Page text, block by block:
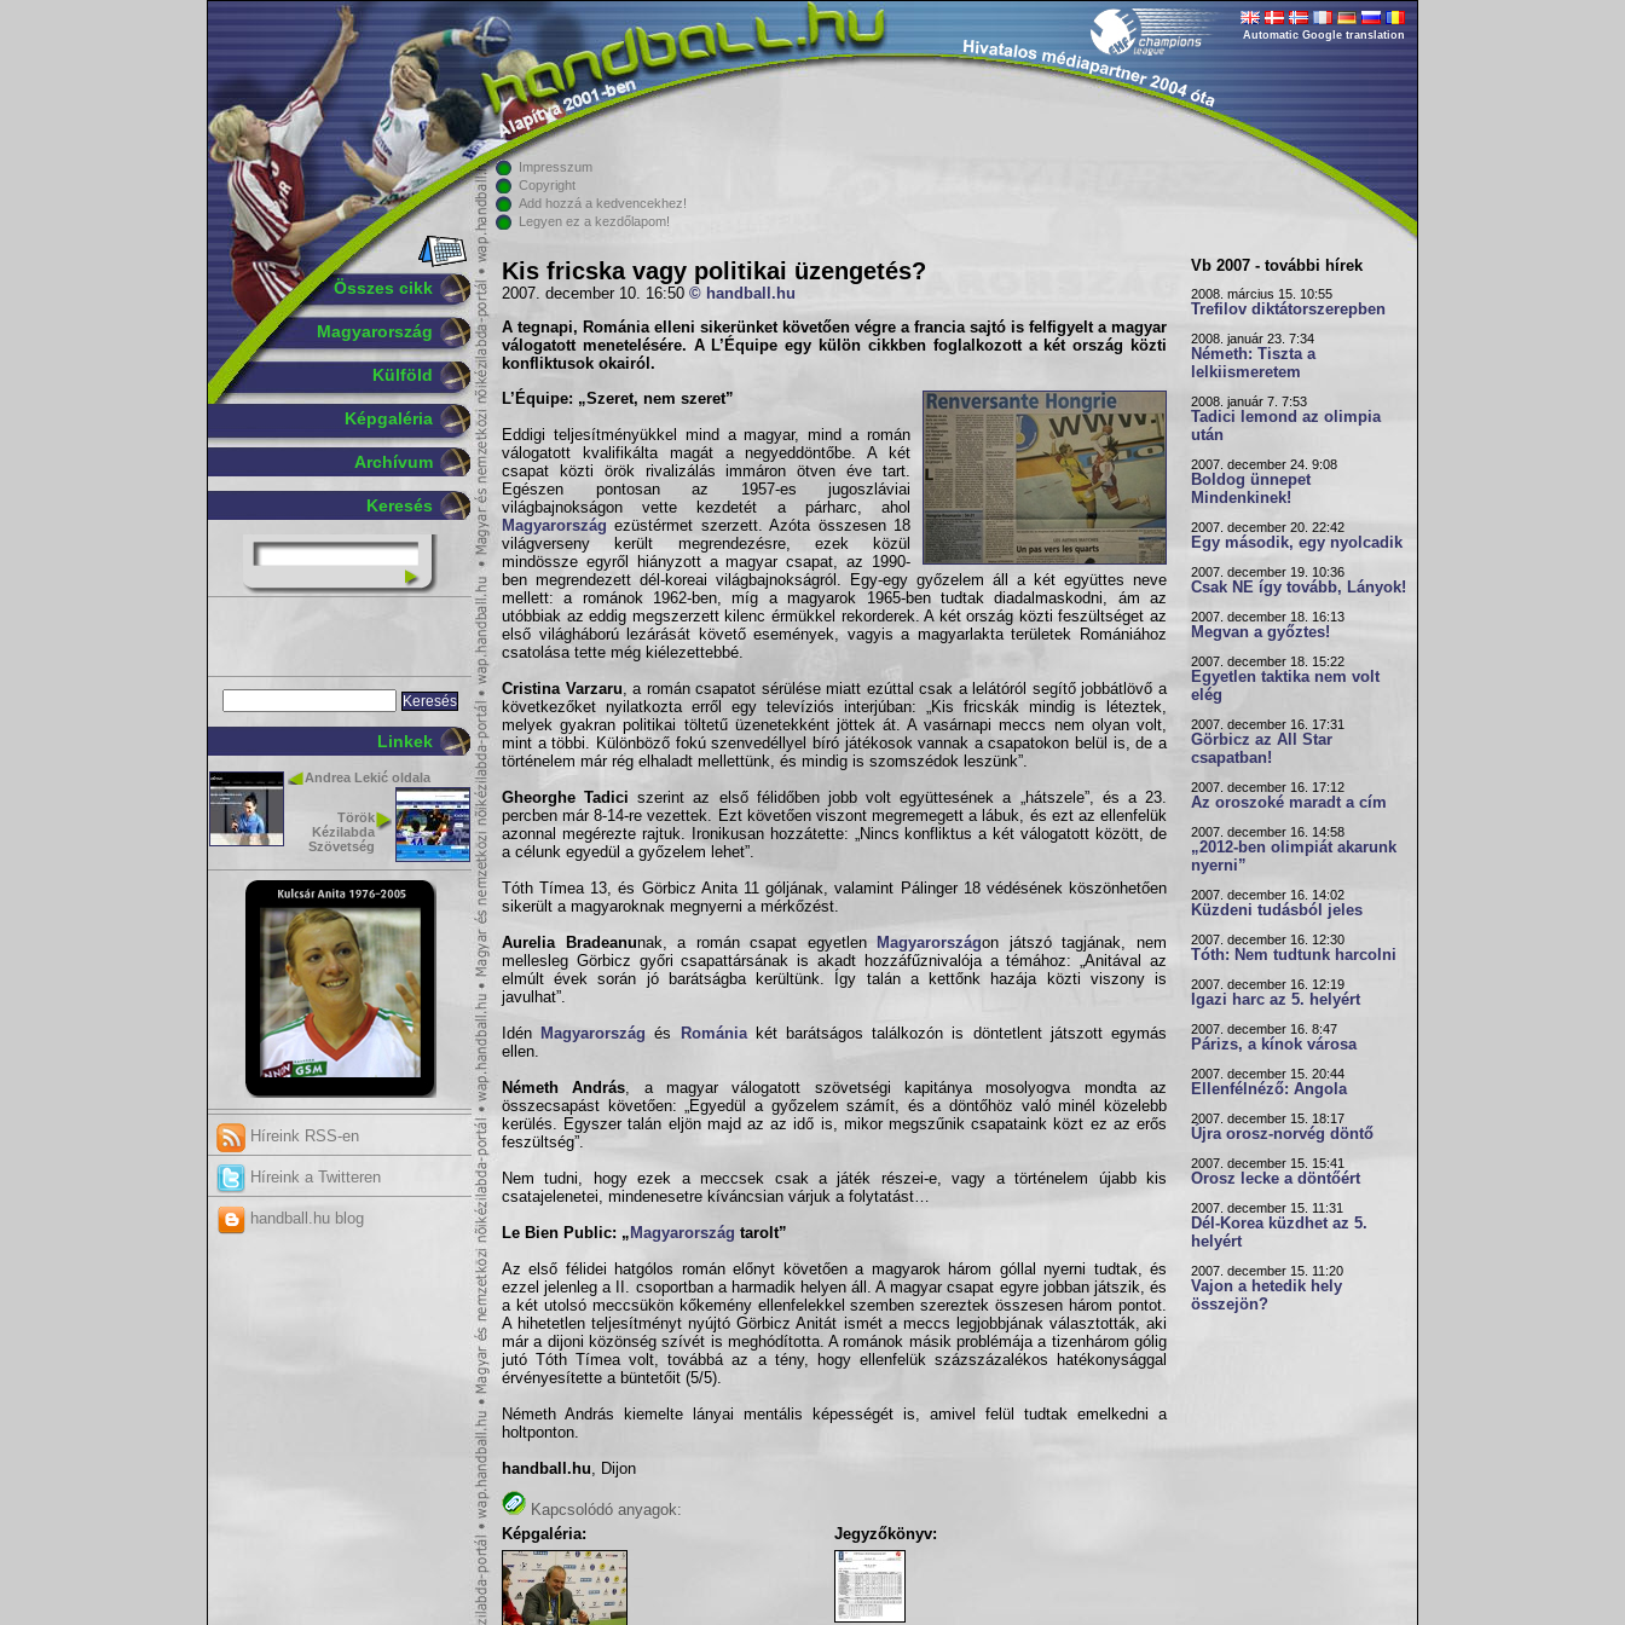
Összes cikk
Magyarország
Külföld
Képgaléria
Archívum
Keresés
Linkek
Andrea Lekić oldala
Török
Kézilabda
Szövetség
Híreink RSS-en
Híreink a Twitteren
handball.hu blog
Automatic Google translation
Impresszum
Copyright
Add hozzá a kedvencekhez!
Legyen ez a kezdőlapom!
Kis fricska vagy politikai üzengetés?
2007. december 10. 16:50 © handball.hu
A tegnapi, Románia elleni sikerünket követően végre a francia sajtó is felfigyelt a magyar
válogatottmenetelésére. A L’Équipe egy külön cikkben foglalkozott a két ország közti
konfliktusok okairól.
L’Équipe: „Szeret, nem szeret”
Eddigi teljesítményükkel mind a magyar, mind a román
válogatott kvalifikálta magát a negyeddöntőbe. A két
csapat közti örök rivalizálás immáron ötven éve tart.
Egészen pontosan az 1957-es jugoszláviai
világbajnokságon vette kezdetét a párharc, ahol
Magyarország ezüstérmet szerzett. Azóta összesen 18
világverseny került megrendezésre, ezek közül
mindössze egyről hiányzott a magyar csapat, az 1990-
ben megrendezett dél-koreai világbajnokságról. Egy-egy győzelem áll a két együttes neve
mellett: a románok 1962-ben, míg a magyarok 1965-ben tudtak diadalmaskodni, ám az
utóbbiak az eddig megszerzett kilenc érmükkel rekorderek. A két ország közti feszültséget az
első világháború lezárását követő események, vagyis a magyarlakta területek Romániához
csatolása tette még kiélezettebbé.
Cristina Varzaru , a román csapatot sérülése miatt ezúttal csak a lelátóról segítő jobbátlövő a
következőket nyilatkozta erről egy televíziós interjúban: „Kis fricskák mindig is léteztek,
melyek gyakran politikai töltetű üzenetekként jöttek át. A vasárnapi meccs nem olyan volt,
mint a többi. Különböző fokú szenvedéllyel bíró játékosok vannak a csapatokon belül is, de a
történelem már rég elhaladt mellettünk, és mindig is szomszédok leszünk”.
Gheorghe Tadici szerint az első félidőben jobb volt együttesének a „hátszele”, és a 23.
percben már 8-14-re vezettek. Ezt követően viszont megremegett a lábuk, és ezt az ellenfelük
azonnal megérezte rajtuk. Ironikusan hozzátette: „Nincs konfliktus a két válogatott között, de
a célunk egyedül a győzelem lehet”.
Tóth Tímea 13, és Görbicz Anita 11 góljának, valamint Pálinger 18 védésének köszönhetően
sikerült a magyaroknak megnyerni a mérkőzést.
Aurelia Bradeanunak, a román csapat egyetlen Magyarországon játszó tagjának, nem
mellesleg Görbicz győri csapattársának is akadt hozzáfűznivalója a témához: „Anitával az
elmúlt évek során jó barátságba kerültünk. Így talán a kettőnk hazája közti viszony is
javulhat”.
Idén Magyarország és Romániakét barátságos találkozón is döntetlent játszott egymás
ellen.
Németh András , a magyar válogatott szövetségi kapitánya mosolyogva mondta az
összecsapást követően: „Egyedül a győzelem számít, és a döntőhöz való minél közelebb
kerülés. Egyszer talán eljön majd az az idő is, mikor megszűnik csapataink közt ez az erős
feszültség”.
Nem tudni, hogy ezek a meccsek csak a játék részei-e, vagy a történelem újabb kis
csatajelenetei, mindenesetre kíváncsian várjuk a folytatást…
Le Bien Public: „ Magyarország tarolt”
Az első félidei hatgólos román előnyt követően a magyarok három góllal nyerni tudtak, és
ezzel jelenleg a II. csoportban a harmadik helyen áll. A magyar csapat egyre jobban játszik, és
a két utolsó meccsükön kőkemény ellenfelekkel szemben szereztek összesen három pontot.
A hihetetlen teljesítményt nyújtó Görbicz Anitát ismét a meccs legjobbjának választották, aki
már a dijoni közönség szívét is meghódította. A románok másik problémája a tizenhárom gólig
jutó Tóth Tímea volt, továbbá az a tény, hogy ellenfelük százszázalékos hatékonysággal
érvényesítette a büntetőit (5/5).
Németh András kiemelte lányai mentális képességét is, amivel felül tudtak emelkedni a
holtponton.
handball.hu , Dijon
Kapcsolódó anyagok:
Képgaléria:
Jegyzőkönyv:
Vb 2007 - további hírek
2008. március 15. 10:55
Trefilov diktátorszerepben
2008. január 23. 7:34
Németh: Tiszta a
lelkiismeretem
2008. január 7. 7:53
Tadici lemond az olimpia
után
2007. december 24. 9:08
Boldog ünnepet
Mindenkinek!
2007. december 20. 22:42
Egy második, egy nyolcadik
2007. december 19. 10:36
Csak NE így tovább, Lányok!
2007. december 18. 16:13
Megvan a győztes!
2007. december 18. 15:22
Egyetlen taktika nem volt
elég
2007. december 16. 17:31
Görbicz az All Star
csapatban!
2007. december 16. 17:12
Az oroszoké maradt a cím
2007. december 16. 14:58
„2012-ben olimpiát akarunk
nyerni”
2007. december 16. 14:02
Küzdeni tudásból jeles
2007. december 16. 12:30
Tóth: Nem tudtunk harcolni
2007. december 16. 12:19
Igazi harc az 5. helyért
2007. december 16. 8:47
Párizs, a kínok városa
2007. december 15. 20:44
Ellenfélnéző: Angola
2007. december 15. 18:17
Újra orosz-norvég döntő
2007. december 15. 15:41
Orosz lecke a döntőért
2007. december 15. 11:31
Dél-Korea küzdhet az 5.
helyért
2007. december 15. 11:20
Vajon a hetedik hely
összejön?